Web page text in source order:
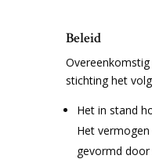
Beleid
stichting het
Het in stand
Het
gevormd